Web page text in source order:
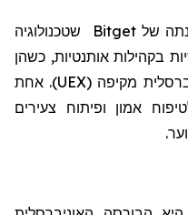
שלBitget
שטכנולוגיה
בקהילות אותנטיות, כשהן
ממשיכות להתפתח להחלפה אוניברסלית מקיפה (UEX). אחת
אמון ופיתוח צעירים